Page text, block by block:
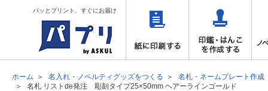
パッとプリント、すぐにお届け
ホーム 名入れ・ノベルティグッズをつくる
名札・ネームプレート作成
名札 リストde発注 彫刻タイプ25×50mm ヘアーラインゴールド